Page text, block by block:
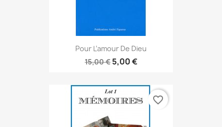
Pour L’amour De Dieu
15,00 € 5,00 €
favorite_border